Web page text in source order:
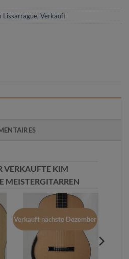
Lissarrague, Verkauft
VERKAUFTE KIM
MEISTERGITARREN
Verkauft nächste Dezember